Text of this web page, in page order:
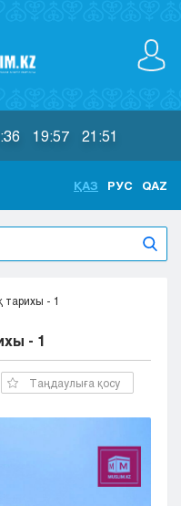
19:57 21:51
ҚАЗ РУС QAZ
тарихы - 1
- 1
Таңдаулыға қосу